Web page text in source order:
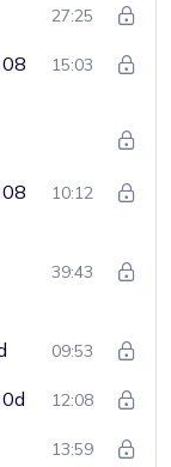
27:25
15:03
10:12
39:43
09:53
12:08
13:59